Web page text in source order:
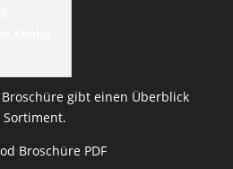
gibt einen Überblick
Broschüre PDF